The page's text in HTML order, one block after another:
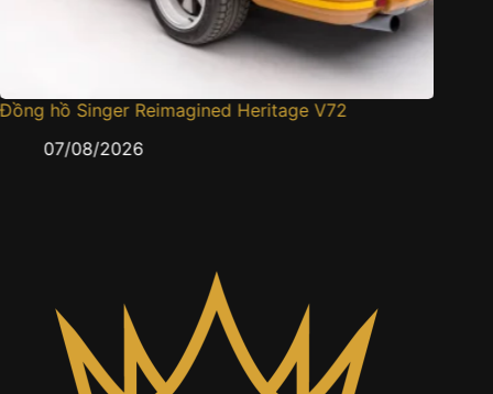
hồ Singer Reimagined Heritage V72
07/08/2026